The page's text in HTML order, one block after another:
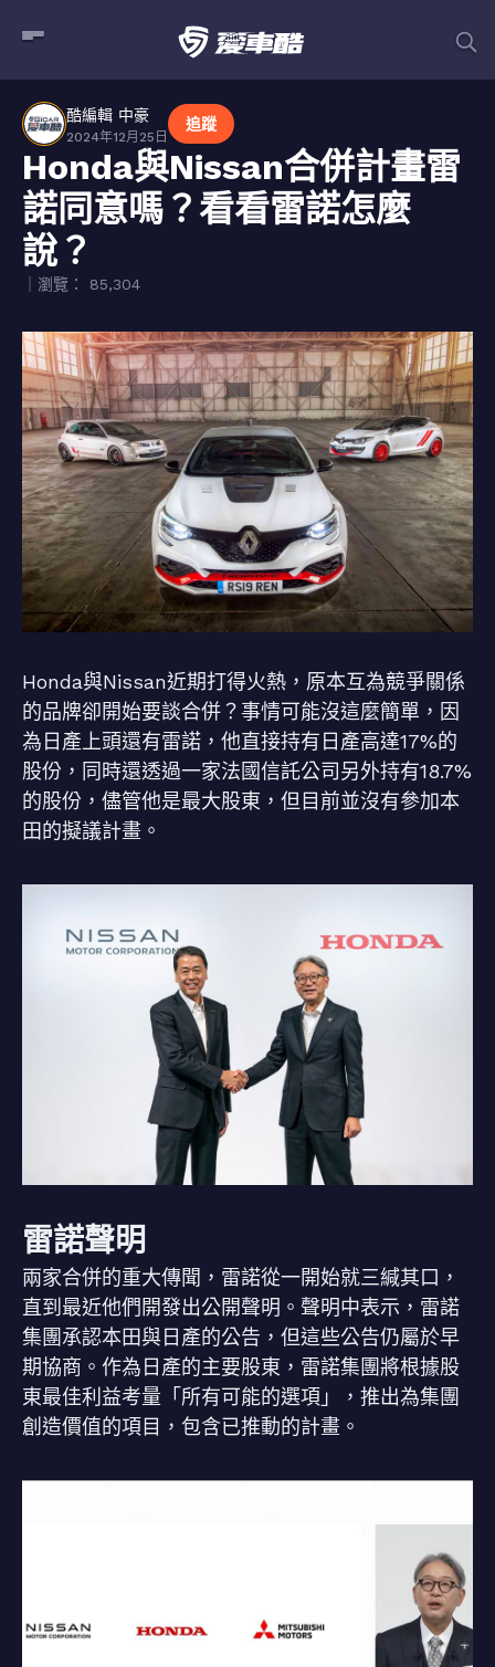
酷編輯 中豪
2024年12月25日
追蹤
Honda與Nissan合併計畫雷
諾同意嗎？看看雷諾怎麼
說？
｜瀏覽： 85,304
Honda與Nissan近期打得火熱，原本互為競爭關係
的品牌卻開始要談合併？事情可能沒這麼簡單，因
為日產上頭還有雷諾，他直接持有日產高達17%的
股份，同時還透過一家法國信託公司另外持有18.7%
的股份，儘管他是最大股東，但目前並沒有參加本
田的擬議計畫。
雷諾聲明
兩家合併的重大傳聞，雷諾從一開始就三緘其口，
直到最近他們開發出公開聲明。聲明中表示，雷諾
集團承認本田與日產的公告，但這些公告仍屬於早
期協商。作為日產的主要股東，雷諾集團將根據股
東最佳利益考量「所有可能的選項」，推出為集團
創造價值的項目，包含已推動的計畫。